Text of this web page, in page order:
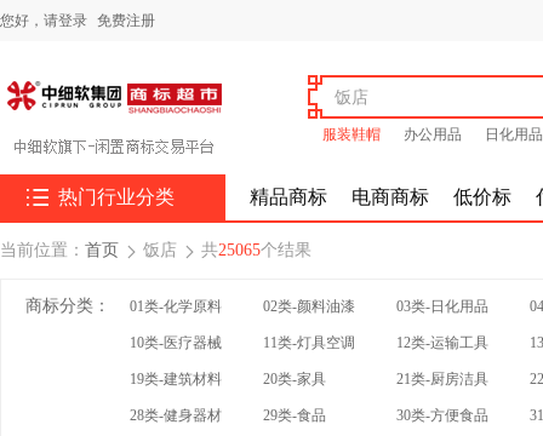
您好， 请登录 免费注册
服装鞋帽 办公用品 日化用品
 热门行业分类 精品商标 电商商标 低价标
当前位置： 首页  饭店  共25065个结果
商标分类： 01类-化学原料 02类-颜料油漆 03类-日化用品
10类-医疗器械 11类-灯具空调 12类-运输工具
19类-建筑材料 20类-家具 21类-厨房洁具
28类-健身器材 29类-食品 30类-方便食品